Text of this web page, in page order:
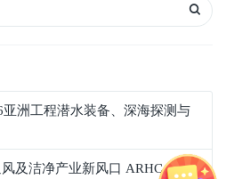
洲工程潜水装备、深海探测与
及洁净产业新风口 ARHC 2027